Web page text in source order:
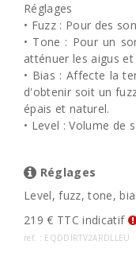
Réglages
• Fuzz : Pour des
• Tone : Pour un
atténuer les aigus
• Bias : Affecte la
d'obtenir soit un
épais et naturel.
• Level : Volume de
Réglages
Level, fuzz, tone,
219 € TTC indicatif
ref. : EQDDIRTV2ARDLLEU